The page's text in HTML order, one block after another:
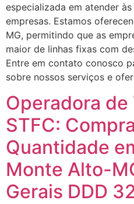
especializada em atender
empresas. Estamos
MG, permitindo que as
maior de linhas fixas com
Entre em contato conosco
sobre nossos serviços e
Operadora de
STFC:
Quantidade
Monte Alto-
Gerais DDD